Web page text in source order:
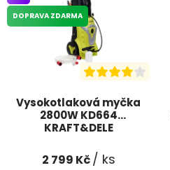
Vysokotlaková myčka
2800W KD664
KRAFT&DELE
DOPRAVA ZDARMA
2 799 Kč/ ks